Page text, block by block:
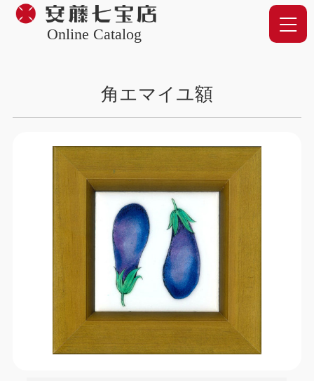
Online Catalog
角エマイユ額